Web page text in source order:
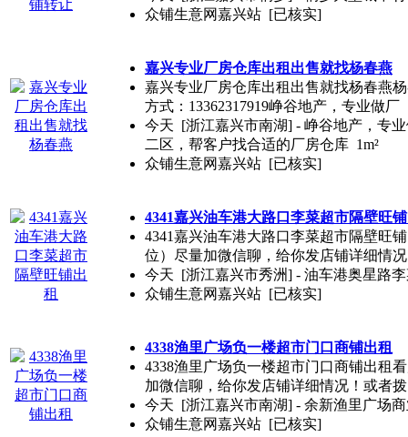
众铺生意网嘉兴站 [已核实]
嘉兴专业厂房仓库出租出售就找杨春燕
嘉兴专业厂房仓库出租出售就找杨春燕
方式：13362317919峥谷地产，专业做厂
今天 [浙江嘉兴市南湖] - 峥谷地产，专
二区，帮客户找合适的厂房仓库 1m²
众铺生意网嘉兴站 [已核实]
4341嘉兴油车港大路口李菜超市隔壁旺
4341嘉兴油车港大路口李菜超市隔壁旺
位）尽量加微信聊，给你发店铺详细情
今天 [浙江嘉兴市秀洲] - 油车港奥星路
众铺生意网嘉兴站 [已核实]
4338渔里广场负一楼超市门口商铺出租
4338渔里广场负一楼超市门口商铺出租
加微信聊，给你发店铺详细情况！或者拨
今天 [浙江嘉兴市南湖] - 余新渔里广场
众铺生意网嘉兴站 [已核实]